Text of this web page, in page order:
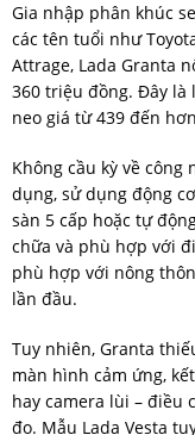
Gia nhập phân khúc
các tên tuổi như
Attrage, Lada Granta
360 triệu đồng. Đây là
neo giá từ 439 đến
Không cầu kỳ về
dụng, sử dụng động
sàn 5 cấp hoặc tự
chữa và phù hợp với
phù hợp với nông
lần đầu.
Tuy nhiên, Granta
màn hình cảm ứng,
hay camera lùi – điều
đo. Mẫu Lada Vesta